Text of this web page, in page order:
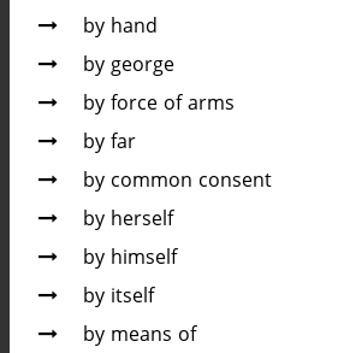
by hand
by george
by force of arms
by far
by common consent
by herself
by himself
by itself
by means of